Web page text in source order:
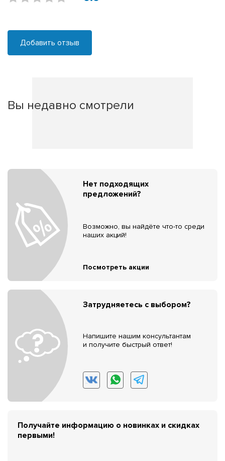
Добавить отзыв
Вы недавно смотрели
Нет подходящих
предложений?
Возможно, вы найдёте что-то среди
наших акций!
Посмотреть акции
Затрудняетесь с выбором?
Напишите нашим консультантам
и получите быстрый ответ!
Получайте информацию о новинках и скидках
первыми!